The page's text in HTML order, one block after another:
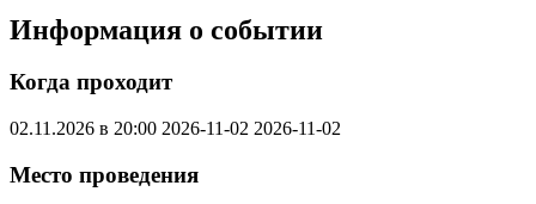
Информация о событии
Когда проходит
02.11.2026 в 20:00 2026-11-02 2026-11-02
Место проведения